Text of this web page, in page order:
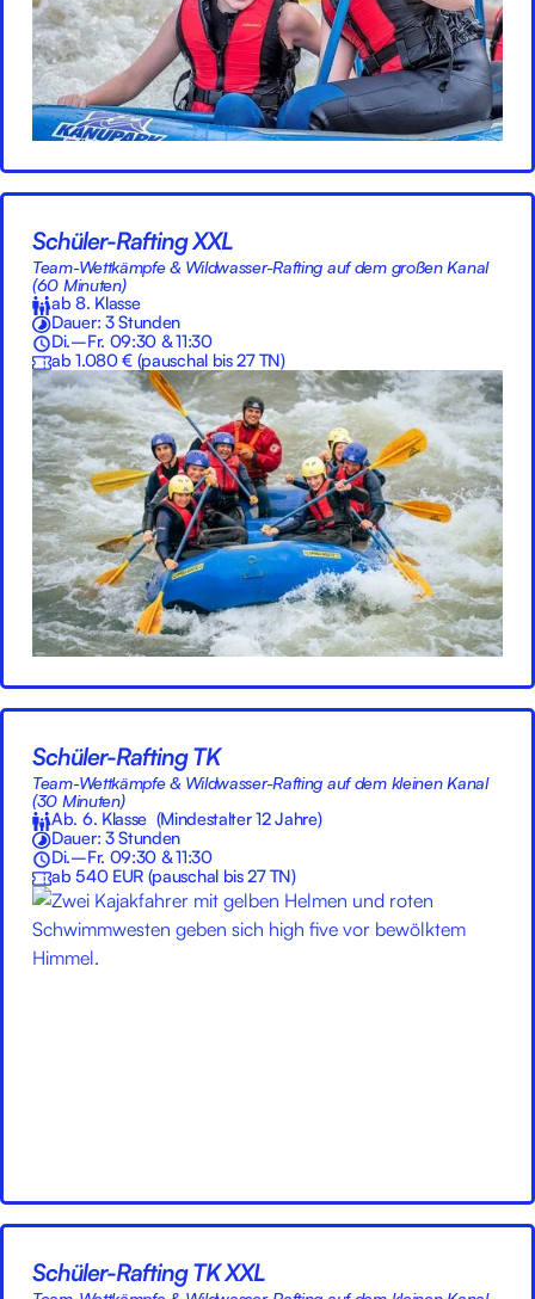
Schüler-Rafting XXL
Team-Wettkämpfe & Wildwasser-Rafting auf dem großen Kanal
(60 Minuten)
ab 8. Klasse
Dauer: 3 Stunden
Di.–Fr. 09:30 & 11:30
ab 1.080 € (pauschal bis 27 TN)
Schüler-Rafting TK
Team-Wettkämpfe & Wildwasser-Rafting auf dem kleinen Kanal
(30 Minuten)
Ab. 6. Klasse (Mindestalter 12 Jahre)
Dauer: 3 Stunden
Di.–Fr. 09:30 & 11:30
ab 540 EUR (pauschal bis 27 TN)
Schüler-Rafting TK XXL